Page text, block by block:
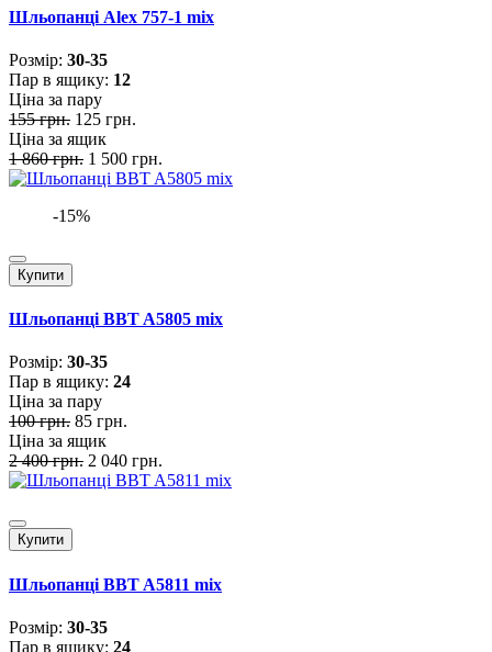
Шльопанці Alex 757-1 mix
Розмiр: 30-35
Пар в ящику: 12
Ціна за пару
155 грн. 125 грн.
Ціна за ящик
1 860 грн. 1 500 грн.
-15%
Купити
Шльопанці BBT A5805 mix
Розмiр: 30-35
Пар в ящику: 24
Ціна за пару
100 грн. 85 грн.
Ціна за ящик
2 400 грн. 2 040 грн.
Купити
Шльопанці BBT A5811 mix
Розмiр: 30-35
Пар в ящику: 24